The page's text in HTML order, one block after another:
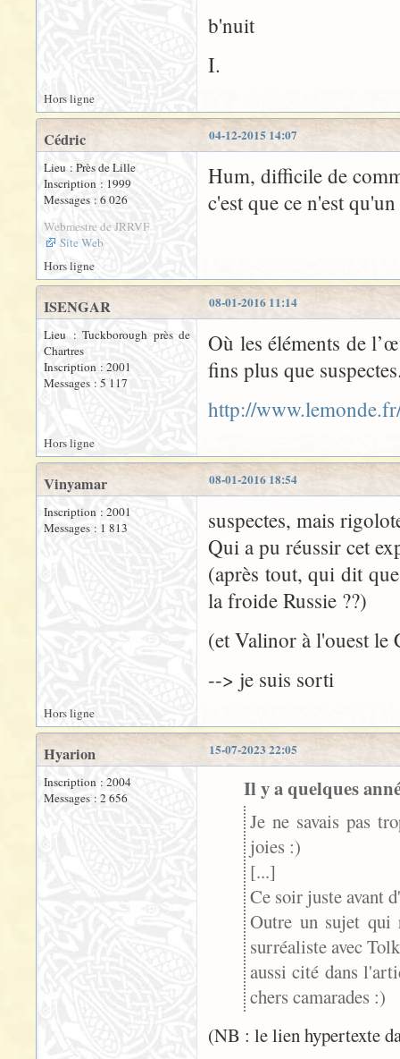
b'nuit
I.
Hors ligne
04-12-2015 14:07
Cédric
Lieu : Près de Lille
Inscription : 1999
Messages : 6 026
Webmestre de JRRVF
Site Web
Hum, difficile de
c'est que ce n'est
Hors ligne
08-01-2016 11:14
ISENGAR
Lieu : Tuckborough près de
Chartres
Inscription : 2001
Messages : 5 117
Où les éléments de
fins plus que
http://
Hors ligne
08-01-2016 18:54
Vinyamar
Inscription : 2001
Messages : 1 813
suspectes, mais
Qui a pu réussir cet
(après tout, qui dit
la froide Russie ??)
(et Valinor à l'ouest le
--> je suis sorti
Hors ligne
15-07-2023 22:05
Hyarion
Inscription : 2004
Messages : 2 656
Il y a quelques
Je ne savais pas
joies :)
[...]
Ce soir juste avant
Outre un sujet qui
surréaliste avec
aussi cité dans
chers camarades :)
(NB : le lien hypertexte